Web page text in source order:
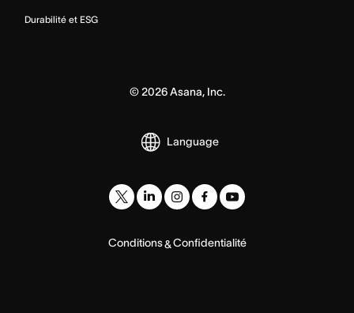
Durabilité et ESG
© 2026Asana, Inc.
Language
Conditions&Confidentialité